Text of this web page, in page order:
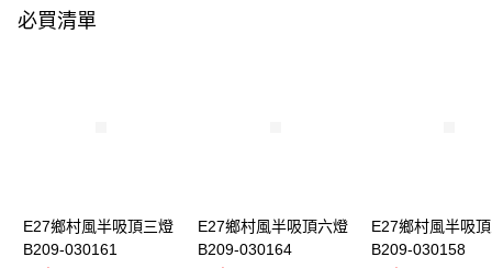
必買清單
E27鄉村風半吸頂三燈
B209-030161
E27鄉村風半吸頂六燈
B209-030164
E27鄉村風半吸
B209-030158